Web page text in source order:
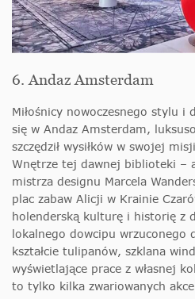
6. Andaz Amsterdam
Miłośnicy nowoczesnego stylu i
się w Andaz Amsterdam,
szczędził wysiłków w swojej
Wnętrze tej dawnej biblioteki –
mistrza designu Marcela
plac zabaw Alicji w Krainie
holenderską kulturę i historię z
lokalnego dowcipu wrzuconego
kształcie tulipanów, szklana
wyświetlające prace z własnej
to tylko kilka zwariowanych